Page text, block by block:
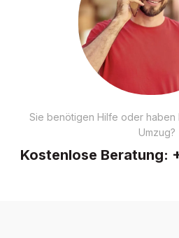
Sie benötigen Hilfe oder haben
Umzug?
Kostenlose Beratung: